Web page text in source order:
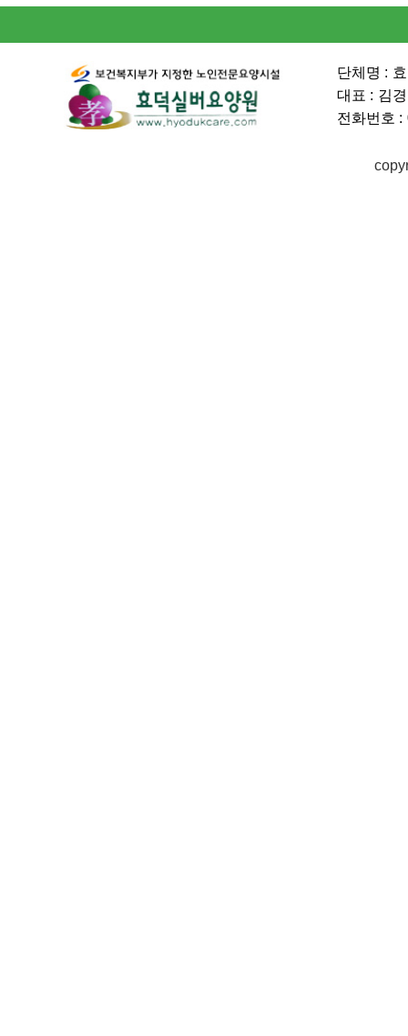
단체명 :
대표 : 김
전화번호 :